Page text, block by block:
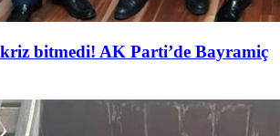
bitmedi! AK Parti’de Bayramiç